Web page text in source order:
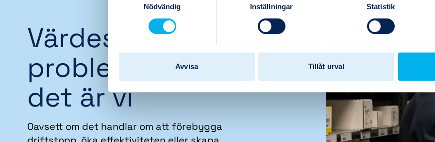
Nödvändig
Inställningar Statistik
Avvisa Tillåt urval
Värdeskapande
problemlösare,
det är vi
Oavsett om det handlar om att förebygga